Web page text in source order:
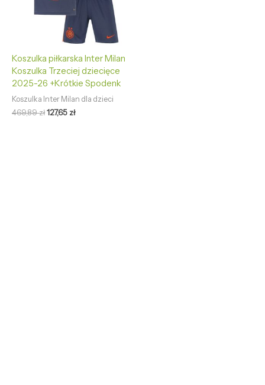
Koszulka piłkarska Inter Milan
Koszulka Trzeciej dziecięce
2025-26 +Krótkie Spodenk
Koszulka Inter Milan dla dzieci
469,89zł127,65 zł